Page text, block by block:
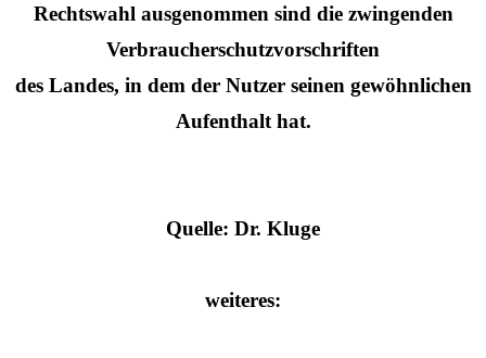
Rechtswahl ausgenommen sind die zwingenden
Verbraucherschutzvorschriften
des Landes, in dem der Nutzer seinen gewöhnlichen
Aufenthalt hat.
Quelle: Dr. Kluge
weiteres: